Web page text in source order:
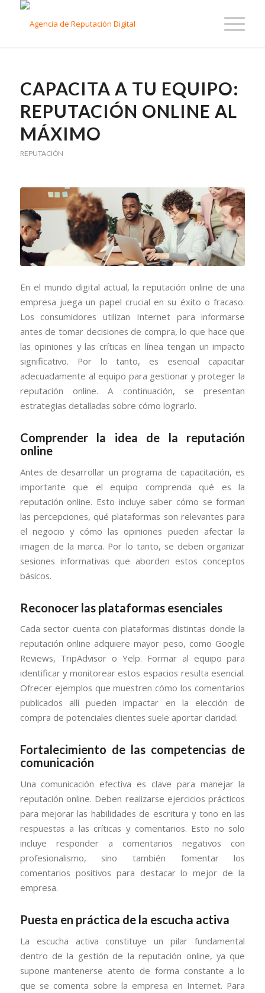
CAPACITA A TU EQUIPO:
REPUTACIÓN ONLINE AL
MÁXIMO
REPUTACIÓN
En el mundo digital actual, la reputación online de una
empresa juega un papel crucial en su éxito o fracaso.
Los consumidores utilizan Internet para informarse
antes de tomar decisiones de compra, lo que hace que
las opiniones y las críticas en línea tengan un impacto
significativo. Por lo tanto, es esencial capacitar
adecuadamente al equipo para gestionar y proteger la
reputación online. A continuación, se presentan
estrategias detalladas sobre cómo lograrlo.
Comprender la idea de la reputación
online
Antes de desarrollar un programa de capacitación, es
importante que el equipo comprenda qué es la
reputación online. Esto incluye saber cómo se forman
las percepciones, qué plataformas son relevantes para
el negocio y cómo las opiniones pueden afectar la
imagen de la marca. Por lo tanto, se deben organizar
sesiones informativas que aborden estos conceptos
básicos.
Reconocer las plataformas esenciales
Cada sector cuenta con plataformas distintas donde la
reputación online adquiere mayor peso, como Google
Reviews, TripAdvisor o Yelp. Formar al equipo para
identificar y monitorear estos espacios resulta esencial.
Ofrecer ejemplos que muestren cómo los comentarios
publicados allí pueden impactar en la elección de
compra de potenciales clientes suele aportar claridad.
Fortalecimiento de las competencias de
comunicación
Una comunicación efectiva es clave para manejar la
reputación online. Deben realizarse ejercicios prácticos
para mejorar las habilidades de escritura y tono en las
respuestas a las críticas y comentarios. Esto no solo
incluye responder a comentarios negativos con
profesionalismo, sino también fomentar los
comentarios positivos para destacar lo mejor de la
empresa.
Puesta en práctica de la escucha activa
La escucha activa constituye un pilar fundamental
dentro de la gestión de la reputación online, ya que
supone mantenerse atento de forma constante a lo
que se comenta sobre la empresa en Internet. Para